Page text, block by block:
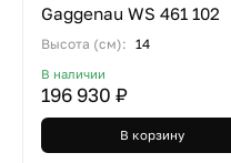
Gaggenau WS 461 102
Высота (см): 14
В наличии
196 930 ₽
В корзину